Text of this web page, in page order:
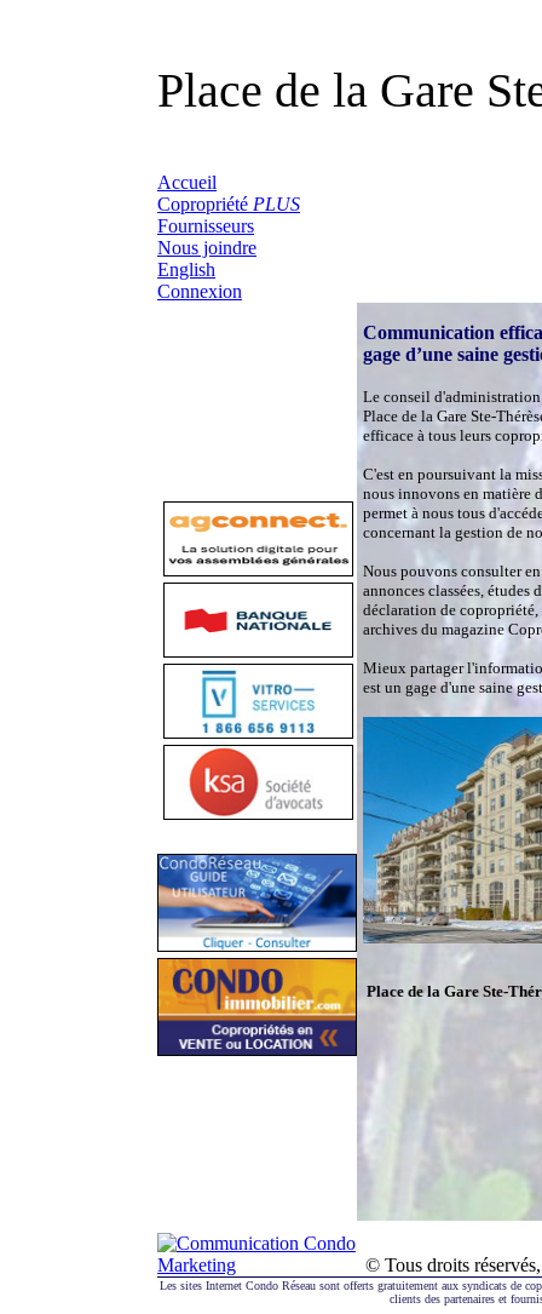
Place de la Gare
Accueil
Copropriété PLUS
Fournisseurs
Nous joindre
English
Connexion
Communication
gage d’une saine
Le conseil
Place de la Gare Ste-
efficace à tous leurs
C'est en poursuivant la
nous innovons en matière
permet à nous tous
concernant la gestion de
Nous pouvons consulter
annonces classées, études
déclaration de
archives du magazine
Mieux partager
est un gage d'une saine
Place de la Gare Ste-
© Tous droits
Les sites Internet Condo Réseau sont offerts gratuitement aux syndicats de
clients des partenaires et